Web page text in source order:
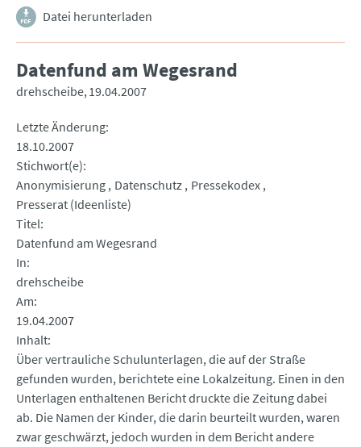
Datei herunterladen
Datenfund am Wegesrand
drehscheibe 19.04.2007
Letzte Änderung
18.10.2007
Stichwort(e)
Anonymisierung Datenschutz Pressekodex
Presserat (Ideenliste)
Titel
Datenfund am Wegesrand
In
drehscheibe
Am
19.04.2007
Inhalt
Über vertrauliche Schulunterlagen, die auf der Straße
gefunden wurden, berichtete eine Lokalzeitung. Einen in den
Unterlagen enthaltenen Bericht druckte die Zeitung dabei
ab. Die Namen der Kinder, die darin beurteilt wurden, waren
zwar geschwärzt, jedoch wurden in dem Bericht andere